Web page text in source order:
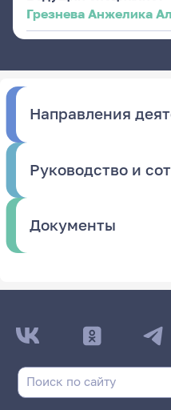
Грезнева Анжелика
Направления
Руководство и
Документы